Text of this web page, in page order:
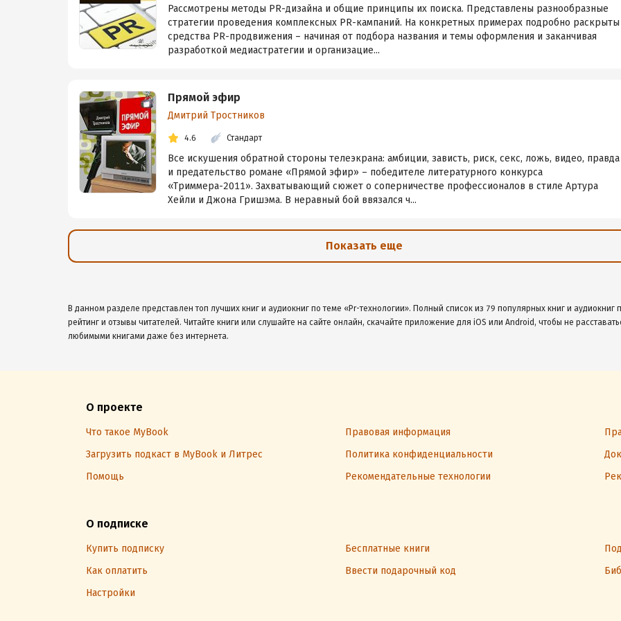
Рассмотрены методы PR-дизайна и общие принципы их поиска. Представлены разнообразные
стратегии проведения комплексных PR-кампаний. На конкретных примерах подробно раскрыты
средства PR-продвижения – начиная от подбора названия и темы оформления и заканчивая
разработкой медиастратегии и организацие...
Прямой эфир
Дмитрий Тростников
4.6 Стандарт
Все искушения обратной стороны телеэкрана: амбиции, зависть, риск, секс, ложь, видео, правда
и предательство романе «Прямой эфир» – победителе литературного конкурса
«Триммера-2011». Захватывающий сюжет о соперничестве профессионалов в стиле Артура
Хейли и Джона Гришэма. В неравный бой ввязался ч...
Показать еще
В данном разделе представлен топ лучших книг и аудиокниг по теме «Pr-технологии». Полный список из 79 популярных книг и аудиокниг
рейтинг и отзывы читателей. Читайте книги или слушайте на сайте онлайн, скачайте приложение для iOS или Android, чтобы не
любимыми книгами даже без интернета.
О проекте
Что такое MyBook Правовая информация
Загрузить подкаст в MyBook и Литрес
Политика конфиденциальности
Помощь
Рекомендательные технологии
О подписке
Купить подписку Бесплатные книги
Как оплатить
Ввести подарочный код
Настройки